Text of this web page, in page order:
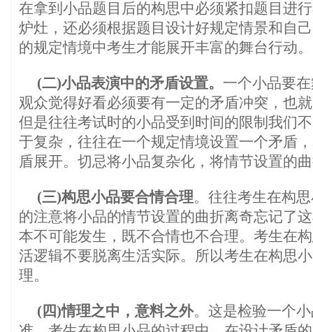
在拿到小品题目后的构思中必须紧扣题目进
炉灶，还必须根据题目设计好规定情景和自
的规定情境中考生才能展开丰富的舞台行动。
(二)小品表演中的矛盾设置。 一个小品要
观众觉得好看必须要有一定的矛盾冲突，也
但是往往考试时的小品受到时间的限制我们
于复杂，往往在一个规定情境设置一个矛盾
盾展开。切忌将小品复杂化，将情节设置的
(三)构思小品要合情合理。往往考生在构
的注意将小品的情节设置的曲折离奇忘记了
本不可能发生，既不合情也不合理。考生在
活逻辑不要脱离生活实际。所以考生在构思
理。
(四)情理之中，意料之外。这是检验一个